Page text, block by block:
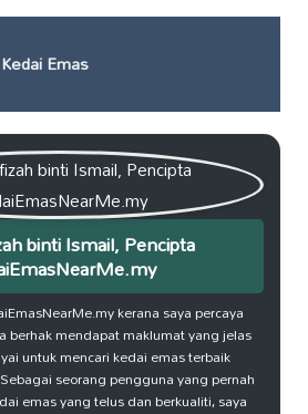
Emas
binti Ismail, Pencipta
kerana saya percaya
berhak mendapat maklumat yang jelas
untuk mencari kedai emas terbaik
seorang pengguna yang pernah
emas yang telus dan berkualiti, saya